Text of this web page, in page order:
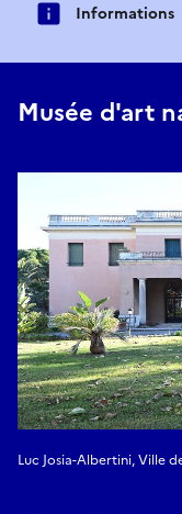
Informations
Musée d'art
Luc Josia-Albertini, Ville